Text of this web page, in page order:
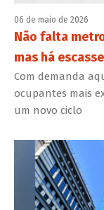
06 de maio de 2026
Não falta
mas há
Com demanda
ocupantes mais
um novo ciclo